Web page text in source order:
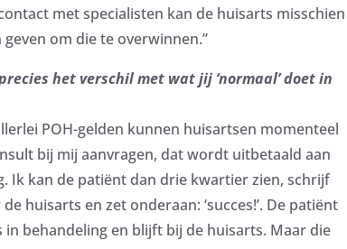
met specialisten kan de huisarts misschien
om die te overwinnen.”
het verschil met wat jij ‘normaal’ doet in
POH-gelden kunnen huisartsen momenteel
bij mij aanvragen, dat wordt uitbetaald aan
Ik kan de patiënt dan drie kwartier zien, schrijf
huisarts en zet onderaan: ‘succes!’. De patiënt
behandeling en blijft bij de huisarts. Maar die